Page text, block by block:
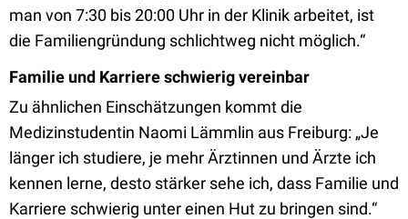
man von 7:30 bis 20:00 Uhr in der Klinik arbeitet, ist
die Familiengründung schlichtweg nicht möglich.“
Familie und Karriere schwierig vereinbar
Zu ähnlichen Einschätzungen kommt die
Medizinstudentin Naomi Lämmlin aus Freiburg: „Je
länger ich studiere, je mehr Ärztinnen und Ärzte ich
kennen lerne, desto stärker sehe ich, dass Familie und
Karriere schwierig unter einen Hut zu bringen sind.“